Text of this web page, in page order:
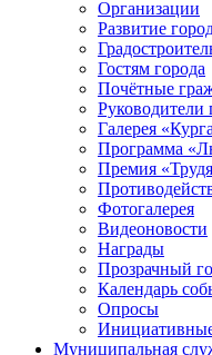
Организации
Развитие
Гостям города
Почётные
Руководители
Галерея
Программа
Премия
Фотогалерея
Видеоновости
Награды
Прозрачный
Календарь
Опросы
Муниципальная